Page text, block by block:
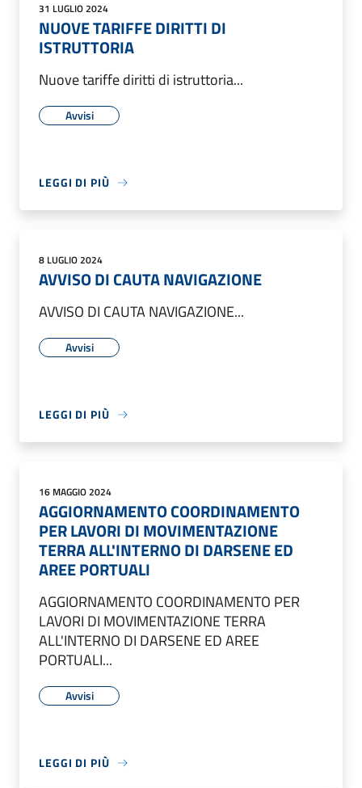
31 LUGLIO 2024
NUOVE TARIFFE DIRITTI DI
ISTRUTTORIA
Nuove tariffe diritti di istruttoria...
Avvisi
LEGGI DI PIÙ
8 LUGLIO 2024
AVVISO DI CAUTA NAVIGAZIONE
AVVISO DI CAUTA NAVIGAZIONE...
Avvisi
LEGGI DI PIÙ
16 MAGGIO 2024
AGGIORNAMENTO COORDINAMENTO
PER LAVORI DI MOVIMENTAZIONE
TERRA ALL'INTERNO DI DARSENE ED
AREE PORTUALI
AGGIORNAMENTO COORDINAMENTO PER
LAVORI DI MOVIMENTAZIONE TERRA
ALL'INTERNO DI DARSENE ED AREE
PORTUALI...
Avvisi
LEGGI DI PIÙ